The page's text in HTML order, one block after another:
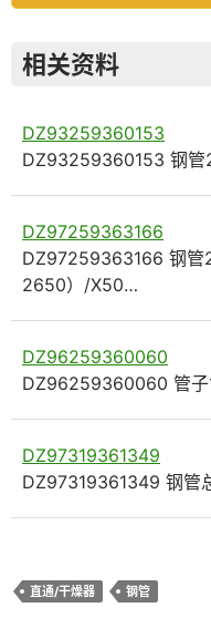
相关资料
DZ93259360153
DZ93259360153 钢管
DZ97259363166
DZ97259363166 钢管
2650）/X50…
DZ96259360060
DZ96259360060 管子
DZ97319361349
DZ97319361349 钢管
直通/干燥器 钢管